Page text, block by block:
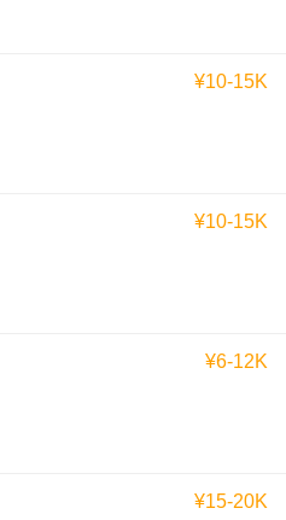
¥10-15K
¥10-15K
¥6-12K
¥15-20K